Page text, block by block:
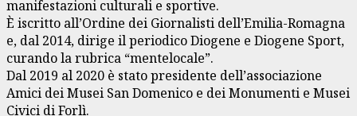
manifestazioni culturali e sportive.
È iscritto all’Ordine dei Giornalisti dell’Emilia-Romagna
e, dal 2014, dirige il periodico Diogene e Diogene Sport,
curando la rubrica “mentelocale”.
Dal 2019 al 2020 è stato presidente dell’associazione
Amici dei Musei San Domenico e dei Monumenti e Musei
Civici di Forlì.